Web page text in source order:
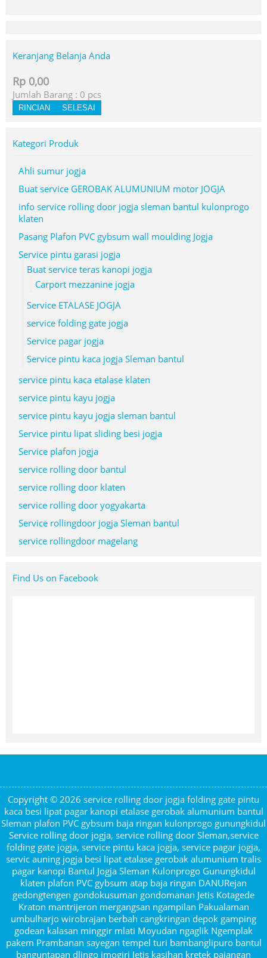
Keranjang Belanja Anda
Rp 0,00
Jumlah Barang : 0 pcs
RINCIAN SELESAI
Kategori Produk
Ahli sumur jogja
Buat service GEROBAK ALUMUNIUM motor JOGJA
info service rolling door jogja sleman bantul kulonprogo
klaten
Pasang Plafon PVC gybsum wall moulding Jogja
Service pintu garasi jogja
Buat service teras kanopi jogja
Carport mezzanine jogja
Service ETALASE JOGJA
service folding gate jogja
Service pagar jogja
Service pintu kaca jogja Sleman bantul
service pintu kaca etalase klaten
service pintu kayu jogja
service pintu kayu jogja sleman bantul
Service pintu lipat sliding besi jogja
Service plafon jogja
service rolling door bantul
service rolling door klaten
service rolling door yogyakarta
Service rollingdoor jogja Sleman bantul
service rollingdoor magelang
Find Us on Facebook
Copyright © 2026 service rolling door jogja folding gate pintu
kaca besi lipat pagar kanopi etalase gerobak alumunium bantul
Sleman plafon PVC gybsum baja ringan kulonprogo gunungkidul
Service rolling door jogja, service rolling door Sleman,service
folding gate jogja, service pintu kaca jogja, service pagar jogja,
servic auning jogja besi lipat etalase gerobak alumunium tralis
pagar kanopi Bantul Jogja Sleman Kulonprogo Gunungkidul
klaten plafon PVC gybsum atap baja ringan DANURejan
gedongtengen gondokusuman gondomanan Jetis Kotagede
Kraton mantrijeron mergangsan ngampilan Pakualaman
umbulharjo wirobrajan berbah cangkringan depok gamping
godean kalasan minggir mlati Moyudan ngaglik Ngemplak
pakem Prambanan sayegan tempel turi bambanglipuro bantul
banguntapan dlingo imogiri Jetis kasihan kretek pajangan